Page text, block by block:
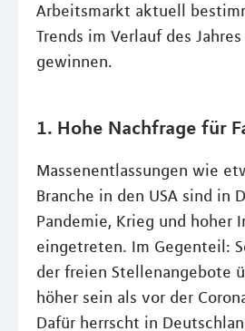
Arbeitsmarkt aktuell
Trends im Verlauf des
gewinnen.
1. Hohe Nachfrage für
Massenentlassungen wie
Branche in den USA sind in
Pandemie, Krieg und hoher
eingetreten. Im Gegenteil:
der freien Stellenangebote
höher sein als vor der
Dafür herrscht in